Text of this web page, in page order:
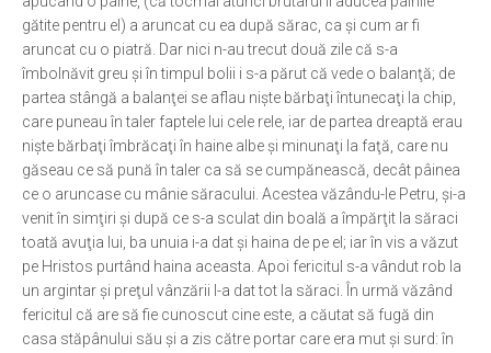
Pelerinaje
Ortodox în diaspora
Evenimente
Biserici și mănăstiri
Viață curată
Nevoințe contemporane
Familia de azi
Casa curată
Adicții și vindecări
gătite pentru el) a aruncat cu ea după sărac, ca şi cum ar fi
aruncat cu o piatră. Dar nici n-au trecut două zile că s-a
îmbolnăvit greu şi în timpul bolii i s-a părut că vede o balanţă; de
partea stângă a balanţei se aflau nişte bărbaţi întunecaţi la chip,
care puneau în taler faptele lui cele rele, iar de partea dreaptă erau
nişte bărbaţi îmbrăcaţi în haine albe şi minunaţi la faţă, care nu
găseau ce să pună în taler ca să se cumpănească, decât pâinea
ce o aruncase cu mânie săracului. Acestea văzându-le Petru, şi-a
venit în simţiri şi după ce s-a sculat din boală a împărţit la săraci
toată avuţia lui, ba unuia i-a dat şi haina de pe el; iar în vis a văzut
pe Hristos purtând haina aceasta. Apoi fericitul s-a vândut rob la
un argintar şi preţul vânzării l-a dat tot la săraci. În urmă văzând
fericitul că are să fie cunoscut cine este, a căutat să fugă din
casa stăpânului său şi a zis către portar care era mut şi surd: în